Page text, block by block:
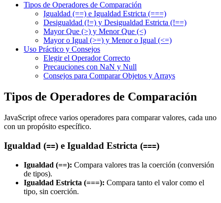
Tipos de Operadores de Comparación
Igualdad (==) e Igualdad Estricta (===)
Desigualdad (!=) y Desigualdad Estricta (!==)
Mayor Que (>) y Menor Que (<)
Mayor o Igual (>=) y Menor o Igual (<=)
Uso Práctico y Consejos
Elegir el Operador Correcto
Precauciones con NaN y Null
Consejos para Comparar Objetos y Arrays
Tipos de Operadores de Comparación
JavaScript ofrece varios operadores para comparar valores, cada uno
con un propósito específico.
Igualdad (==) e Igualdad Estricta (===)
Igualdad (==): Compara valores tras la coerción (conversión
de tipos).
Igualdad Estricta (===): Compara tanto el valor como el
tipo, sin coerción.